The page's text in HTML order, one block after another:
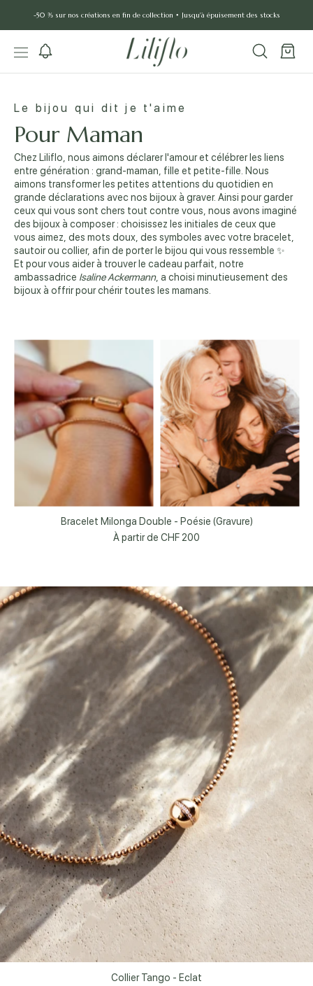
contenu
-50 % sur nos créations en fin de collection • Jusqu'à épuisement des stocks
Le bijou qui dit je t'aime
Pour Maman
Chez Liliflo, nous aimons déclarer l'amour et célébrer les liens
entre génération : grand-maman, fille et petite-fille. Nous
aimons transformer les petites attentions du quotidien en
grande déclarations avec nos bijoux à graver. Ainsi pour garder
ceux qui vous sont chers tout contre vous, nous avons imaginé
des bijoux à composer : choisissez les initiales de ceux que
vous aimez, des mots doux, des symboles avec votre bracelet,
sautoir ou collier, afin de porter le bijou qui vous ressemble ✨
Et pour vous aider à trouver le cadeau parfait, notre
ambassadrice Isaline Ackermann, a choisi minutieusement des
bijoux à offrir pour chérir toutes les mamans.
Bracelet Milonga Double - Poésie (Gravure)
À partir de CHF 200
Collier Tango - Eclat